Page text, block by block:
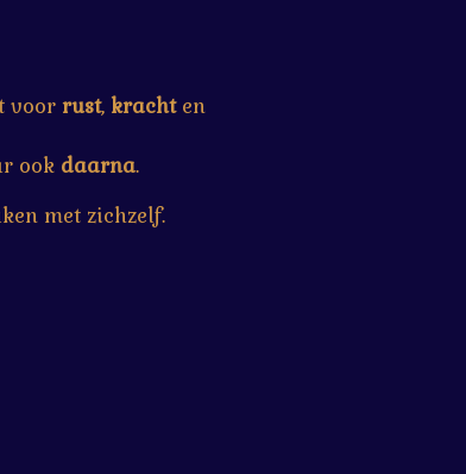
voor rust, krachten
ook daarna.
met zichzelf.